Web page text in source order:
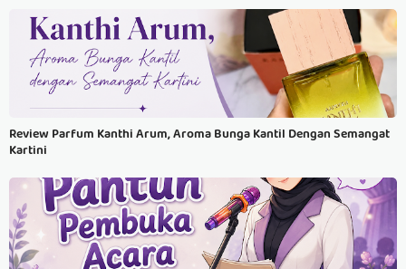
Review Parfum Kanthi Arum, Aroma Bunga Kantil Dengan Semangat
Kartini